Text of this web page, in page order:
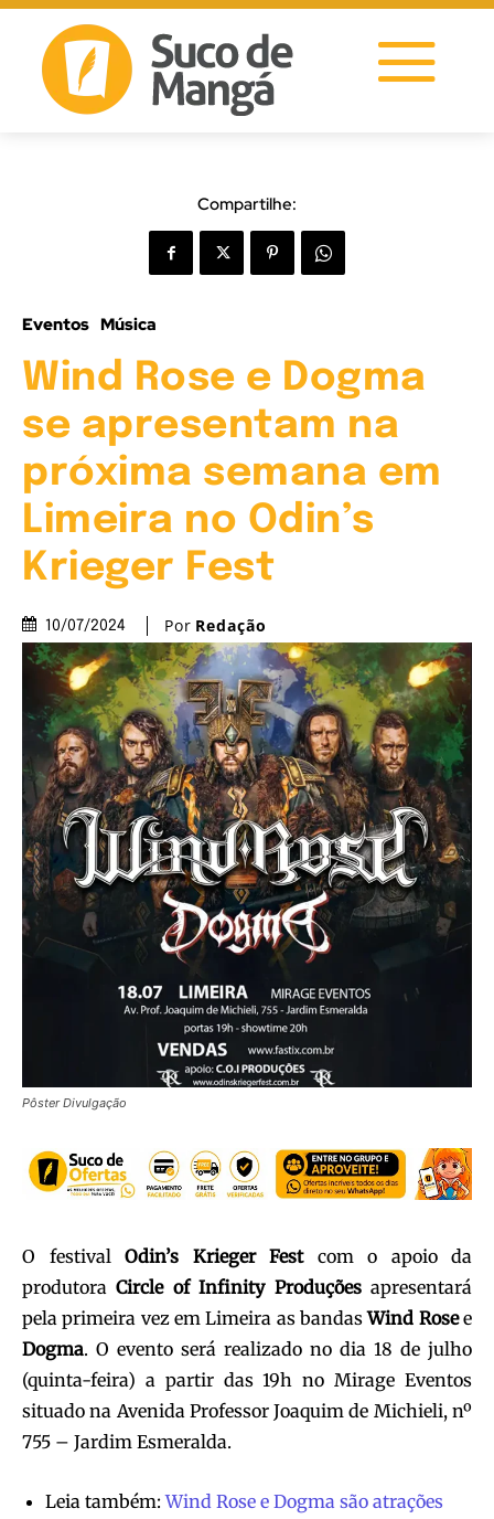
Compartilhe:
Eventos Música
Wind Rose e Dogma
se apresentam na
próxima semana em
Limeira no Odin’s
Krieger Fest
10/07/2024 Por Redação
Pôster Divulgação
O festival Odin’s Krieger Festcom o apoio da
produtoraCircle of Infinity Produçõesapresentará
pela primeira vez em Limeira as bandasWind Rosee
Dogma. O evento será realizado no dia 18 de julho
(quinta-feira) a partir das 19h no Mirage Eventos
situado na Avenida Professor Joaquim de Michieli, nº
755 – Jardim Esmeralda.
Leia também:Wind Rose e Dogma são atrações